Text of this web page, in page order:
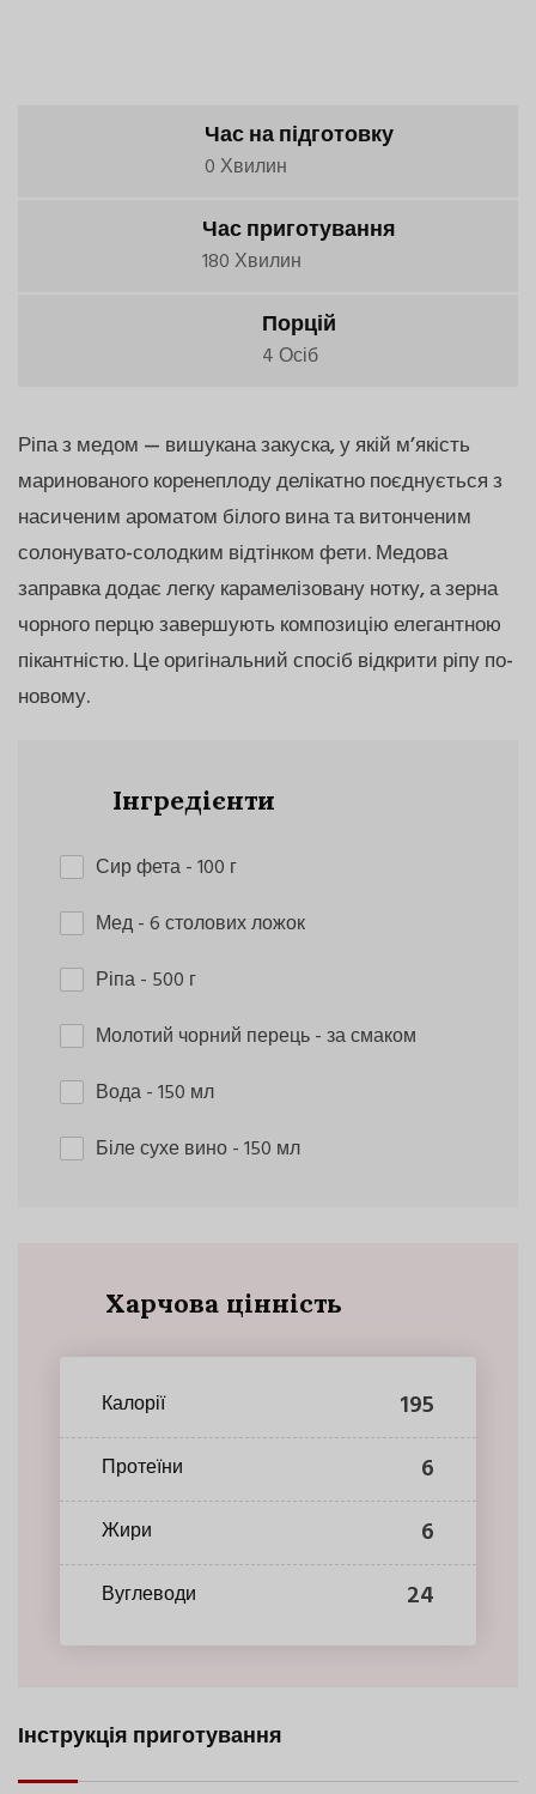
Час на підготовку
0 Хвилин
Час приготування
180 Хвилин
Порцій
4 Осіб
Ріпа з медом — вишукана закуска, у якій м’якість
маринованого коренеплоду делікатно поєднується з
насиченим ароматом білого вина та витонченим
солонувато-солодким відтінком фети. Медова
заправка додає легку карамелізовану нотку, а зерна
чорного перцю завершують композицію елегантною
пікантністю. Це оригінальний спосіб відкрити ріпу по-
новому.
Інгредієнти
Сир фета- 100 г
Мед- 6 столових ложок
Ріпа- 500 г
Молотий чорний перець- за смаком
Вода- 150 мл
Біле сухе вино- 150 мл
Харчова цінність
Калорії 195
Протеїни 6
Жири 6
Вуглеводи 24
Інструкція приготування